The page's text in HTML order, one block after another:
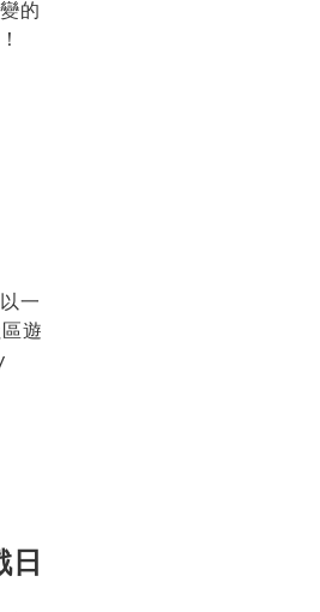
的
一
遊
日